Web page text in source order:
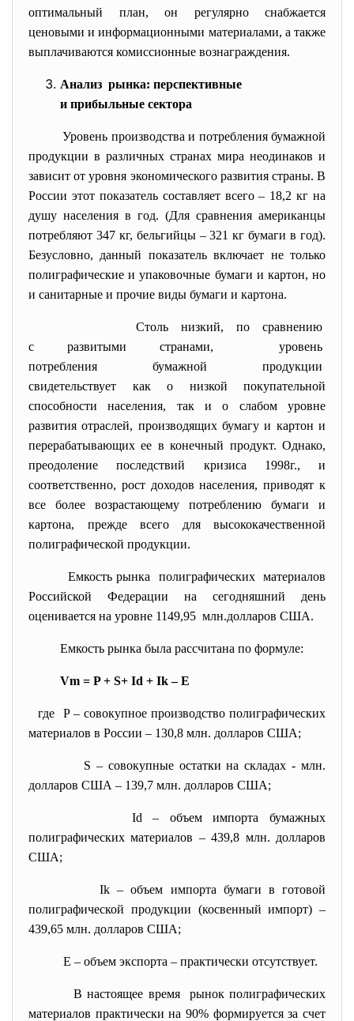
оптимальный план, он регулярно снабжается
ценовыми и информационными материалами, а также
выплачиваются комиссионные вознаграждения.
Анализ рынка: перспективные
и прибыльные сектора
Уровень производства и потребления бумажной
продукции в различных странах мира неодинаков и
зависит от уровня экономического развития страны. В
России этот показатель составляет всего – 18,2 кг на
душу населения в год. (Для сравнения американцы
потребляют 347 кг, бельгийцы – 321 кг бумаги в год).
Безусловно, данный показатель включает не только
полиграфические и упаковочные бумаги и картон, но
и санитарные и прочие виды бумаги и картона.
Столь низкий, по сравнению
с развитыми странами, уровень
потребления бумажной продукции
свидетельствует как о низкой покупательной
способности населения, так и о слабом уровне
развития отраслей, производящих бумагу и картон и
перерабатывающих ее в конечный продукт. Однако,
преодоление последствий кризиса 1998г., и
соответственно, рост доходов населения, приводят к
все более возрастающему потреблению бумаги и
картона, прежде всего для высококачественной
полиграфической продукции.
Емкость рынка полиграфических материалов
Российской Федерации на сегодняшний день
оценивается на уровне 1149,95 млн.долларов США.
Емкость рынка была рассчитана по формуле:
Vm = P + S+ Id + Ik – E
где P – совокупное производство полиграфических
материалов в России – 130,8 млн. долларов США;
S – cовокупные остатки на складах - млн.
долларов США – 139,7 млн. долларов США;
Id – объем импорта бумажных
полиграфических материалов – 439,8 млн. долларов
США;
Ik – объем импорта бумаги в готовой
полиграфической продукции (косвенный импорт) –
439,65 млн. долларов США;
E – объем экспорта – практически отсутствует.
В настоящее время рынок полиграфических
материалов практически на 90% формируется за счет